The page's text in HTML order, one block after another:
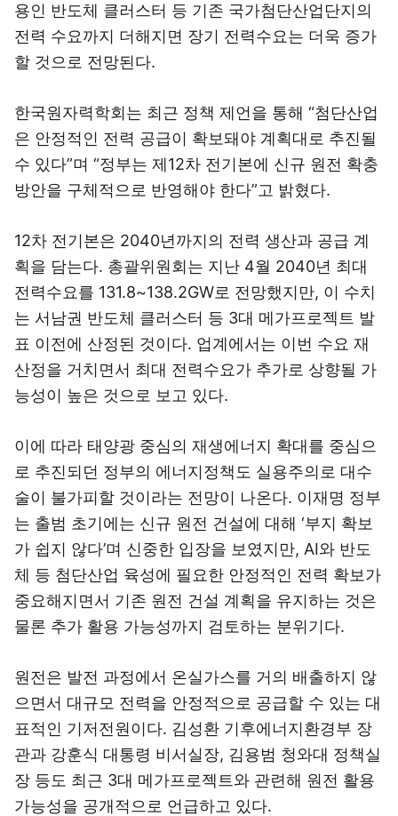
용인 반도체 클러스터 등 기존 국가첨단산업단지의
전력 수요까지 더해지면 장기 전력수요는 더욱 증가
할 것으로 전망된다.
한국원자력학회는 최근 정책 제언을 통해 “첨단산업
은 안정적인 전력 공급이 확보돼야 계획대로 추진될
수 있다”며 “정부는 제12차 전기본에 신규 원전 확충
방안을 구체적으로 반영해야 한다”고 밝혔다.
12차 전기본은 2040년까지의 전력 생산과 공급 계
획을 담는다. 총괄위원회는 지난 4월 2040년 최대
전력수요를 131.8~138.2GW로 전망했지만, 이 수치
는 서남권 반도체 클러스터 등 3대 메가프로젝트 발
표 이전에 산정된 것이다. 업계에서는 이번 수요 재
산정을 거치면서 최대 전력수요가 추가로 상향될 가
능성이 높은 것으로 보고 있다.
이에 따라 태양광 중심의 재생에너지 확대를 중심으
로 추진되던 정부의 에너지정책도 실용주의로 대수
술이 불가피할 것이라는 전망이 나온다. 이재명 정부
는 출범 초기에는 신규 원전 건설에 대해 ‘부지 확보
가 쉽지 않다’며 신중한 입장을 보였지만, AI와 반도
체 등 첨단산업 육성에 필요한 안정적인 전력 확보가
중요해지면서 기존 원전 건설 계획을 유지하는 것은
물론 추가 활용 가능성까지 검토하는 분위기다.
원전은 발전 과정에서 온실가스를 거의 배출하지 않
으면서 대규모 전력을 안정적으로 공급할 수 있는 대
표적인 기저전원이다. 김성환 기후에너지환경부 장
관과 강훈식 대통령 비서실장, 김용범 청와대 정책실
장 등도 최근 3대 메가프로젝트와 관련해 원전 활용
가능성을 공개적으로 언급하고 있다.